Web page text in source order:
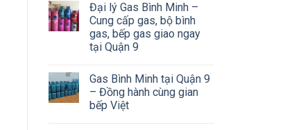
Đại lý Gas Bình Minh –
Cung cấp gas, bộ bình
gas, bếp gas giao ngay
tại Quận 9
Gas Bình Minh tại Quận 9
– Đồng hành cùng gian
bếp Việt